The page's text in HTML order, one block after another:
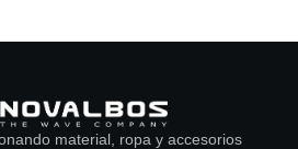
material, ropa y accesorios